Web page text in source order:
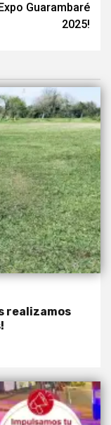
Guarambaré
2025!
realizamos